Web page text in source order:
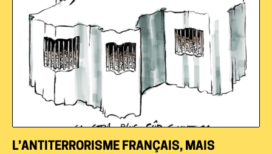
L’ANTITERRORISME FRANÇAIS, MAIS